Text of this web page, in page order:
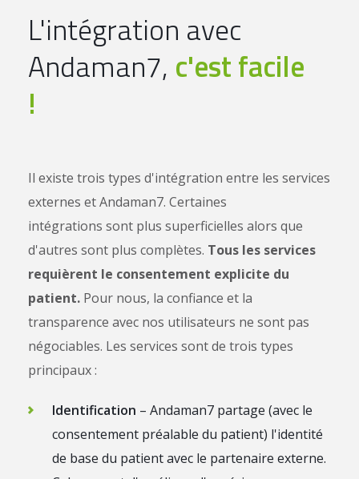
L'intégration avec
Andaman7, c'est facile
!
Il existe trois types d'intégration entre les services
externes et Andaman7. Certaines
intégrations sont plus superficielles alors que
d'autres sont plus complètes. Tous les services
requièrent le consentement explicite du
patient. Pour nous, la confiance et la
transparence avec nos utilisateurs ne sont pas
négociables. Les services sont de trois types
principaux :
Identification – Andaman7 partage (avec le
consentement préalable du patient) l'identité
de base du patient avec le partenaire externe.